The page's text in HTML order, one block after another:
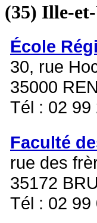
(35) Ille-
École
30, rue
35000
Tél : 02 99
Faculté
rue des
35172
Tél : 02 99